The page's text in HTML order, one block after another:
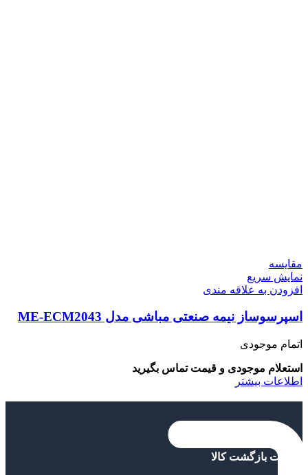
مقايسه
نمایش سریع
افزودن به علاقه مندی
اسپرسوساز نیمه صنعتی مباشی مدل ME-ECM2043
اتمام موجودی
استعلام موجودی و قیمت تماس بگیرید
اطلاعات بیشتر
ضمانت بازگشت کالا